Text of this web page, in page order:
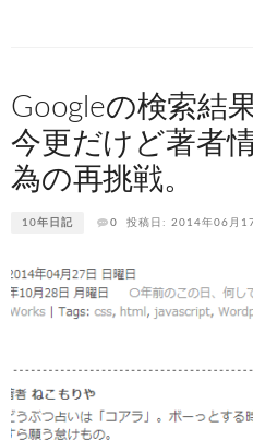
Googleの検索結
今更だけど著者
為の再挑戦。
10年日記 0 投稿日: 2014年06月